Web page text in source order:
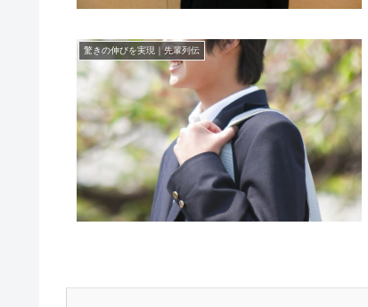
驚きの伸びを実現｜先輩列伝